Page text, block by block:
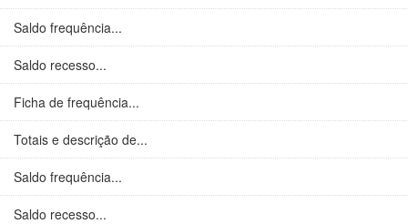
Saldo frequência...
Saldo recesso...
Ficha de frequência...
Totais e descrição de...
Saldo frequência...
Saldo recesso...